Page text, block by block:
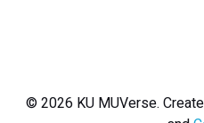
© 2026 KU MUVerse.